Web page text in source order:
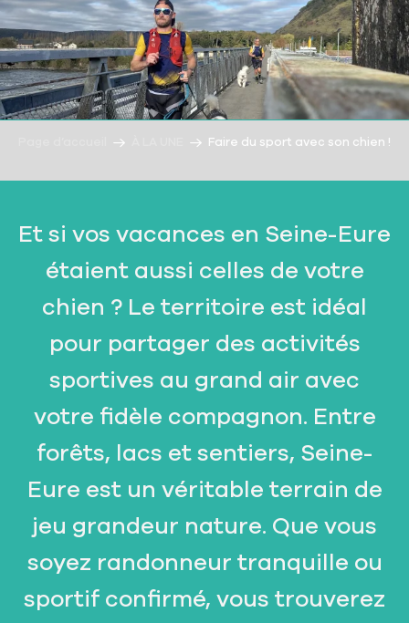
Faire du sport avec son chien !
Et si vos vacances en Seine-Eure
étaient aussi celles de votre
chien ? Le territoire est idéal
pour partager des activités
sportives au grand air avec
votre fidèle compagnon. Entre
forêts, lacs et sentiers, Seine-
Eure est un véritable terrain de
jeu grandeur nature. Que vous
soyez randonneur tranquille ou
sportif confirmé, vous trouverez